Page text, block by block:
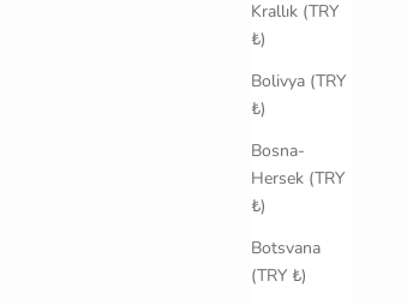
Krallık (TRY
₺)
Bolivya (TRY
₺)
Bosna-
Hersek (TRY
₺)
Botsvana
(TRY ₺)